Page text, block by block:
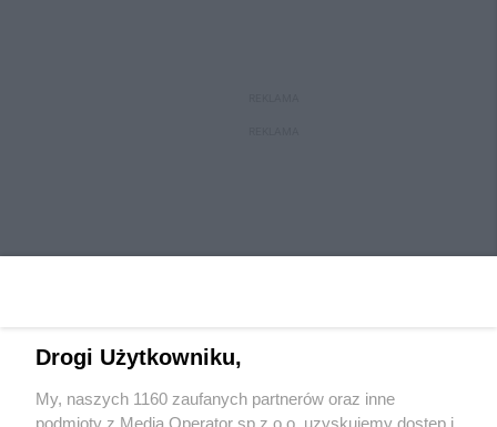
Wydawca mediówlokalnych
Drogi Użytkowniku,
My, naszych 1160 zaufanych partnerów oraz inne
podmioty z Media Operator sp z.o.o. uzyskujemy dostęp i